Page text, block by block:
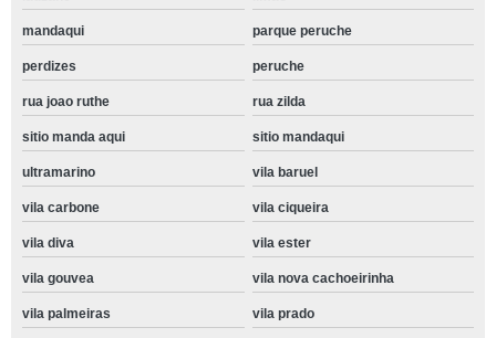
mandaqui parque peruche
perdizes peruche
rua joao ruthe rua zilda
sitio manda aqui sitio mandaqui
ultramarino vila baruel
vila carbone vila ciqueira
vila diva vila ester
vila gouvea vila nova cachoeirinha
vila palmeiras vila prado